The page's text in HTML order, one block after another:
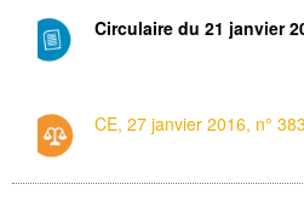
Circulaire du 21 janvier
CE, 27 janvier 2016, n°